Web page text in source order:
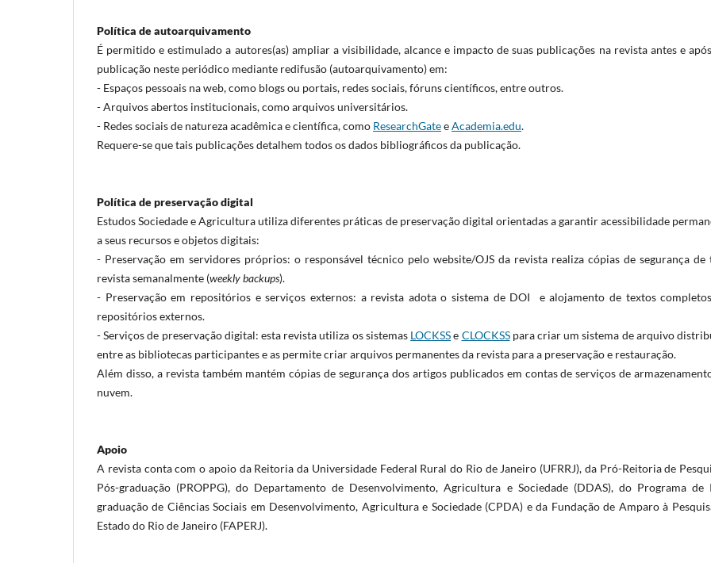
Política de autoarquivamento
É permitido e estimulado a autores(as) ampliar a visibilidade, alcance e impacto de suas publicações na revista antes e
publicação neste periódico mediante redifusão (autoarquivamento) em:
- Espaços pessoais na web, como blogs ou portais, redes sociais, fóruns científicos, entre outros.
- Arquivos abertos institucionais, como arquivos universitários.
- Redes sociais de natureza acadêmica e científica, como ResearchGateeAcademia.edu.
Requere-se que tais publicações detalhem todos os dados bibliográficos da publicação.
Política de preservação digital
Estudos Sociedade e Agricultura utiliza diferentes práticas de preservação digital orientadas a garantir acessibilidade
a seus recursos e objetos digitais:
- Preservação em servidores próprios: o responsável técnico pelo website/OJS da revista realiza cópias de segurança de
revista semanalmente (weekly backups).
- Preservação em repositórios e serviços externos: a revista adota o sistema de DOI e alojamento de textos
repositórios externos.
-Serviços de preservação digital: esta revista utiliza os sistemas LOCKSSe CLOCKSSpara criar um sistema de arquivo
entre as bibliotecas participantes e as permite criar arquivos permanentes da revista para a preservação e restauração.
Além disso, a revista também mantém cópias de segurança dos artigos publicados em contas de serviços de
nuvem.
Apoio
A revista conta com o apoio da Reitoria da Universidade Federal Rural do Rio de Janeiro (UFRRJ), da Pró-Reitoria de
Pós-graduação (PROPPG), do Departamento de Desenvolvimento, Agricultura e Sociedade (DDAS), do Programa de
graduação de Ciências Sociais em Desenvolvimento, Agricultura e Sociedade (CPDA) e da Fundação de Amparo à
Estado do Rio de Janeiro (FAPERJ).